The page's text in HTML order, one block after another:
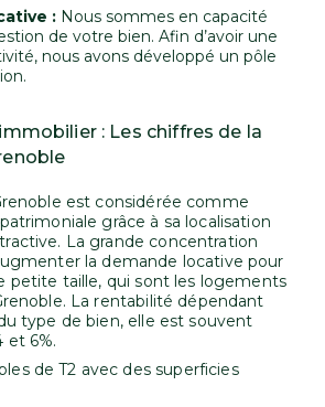
: Nous sommes en capacité
de votre bien. Afin d’avoir une
nous avons développé un pôle
: Les chiffres de la
est considérée comme
grâce à sa localisation
La grande concentration
la demande locative pour
petite taille, qui sont les logements
La rentabilité dépendant
type de bien, elle est souvent
et 6%.
de T2 avec des superficies